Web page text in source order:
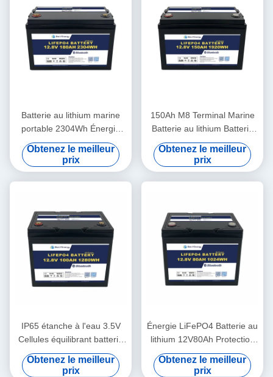
Batterie au lithium marine
portable 2304Wh Énergie
260A Décharge maximale
12,8V180Ah
Obtenez le meilleur
prix
150Ah M8 Terminal Marine
Batterie au lithium Batterie
solaire 12,8V Casse ABS
Obtenez le meilleur
prix
IP65 étanche à l'eau 3.5V
Cellules équilibrant batterie
au lithium 12V100Ah batterie
solaire au lithium
Obtenez le meilleur
prix
Énergie LiFePO4 Batterie au
lithium 12V80Ah Protection
contre la surtension 14,6V
Obtenez le meilleur
prix